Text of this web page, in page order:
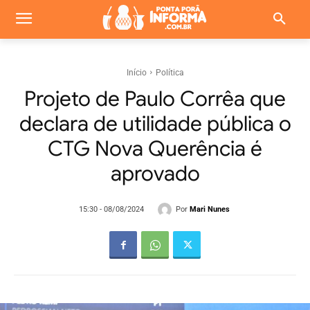
Início Política
Projeto de Paulo Corrêa que
declara de utilidade pública o
CTG Nova Querência é
aprovado
15:30 - 08/08/2024 Por Mari Nunes